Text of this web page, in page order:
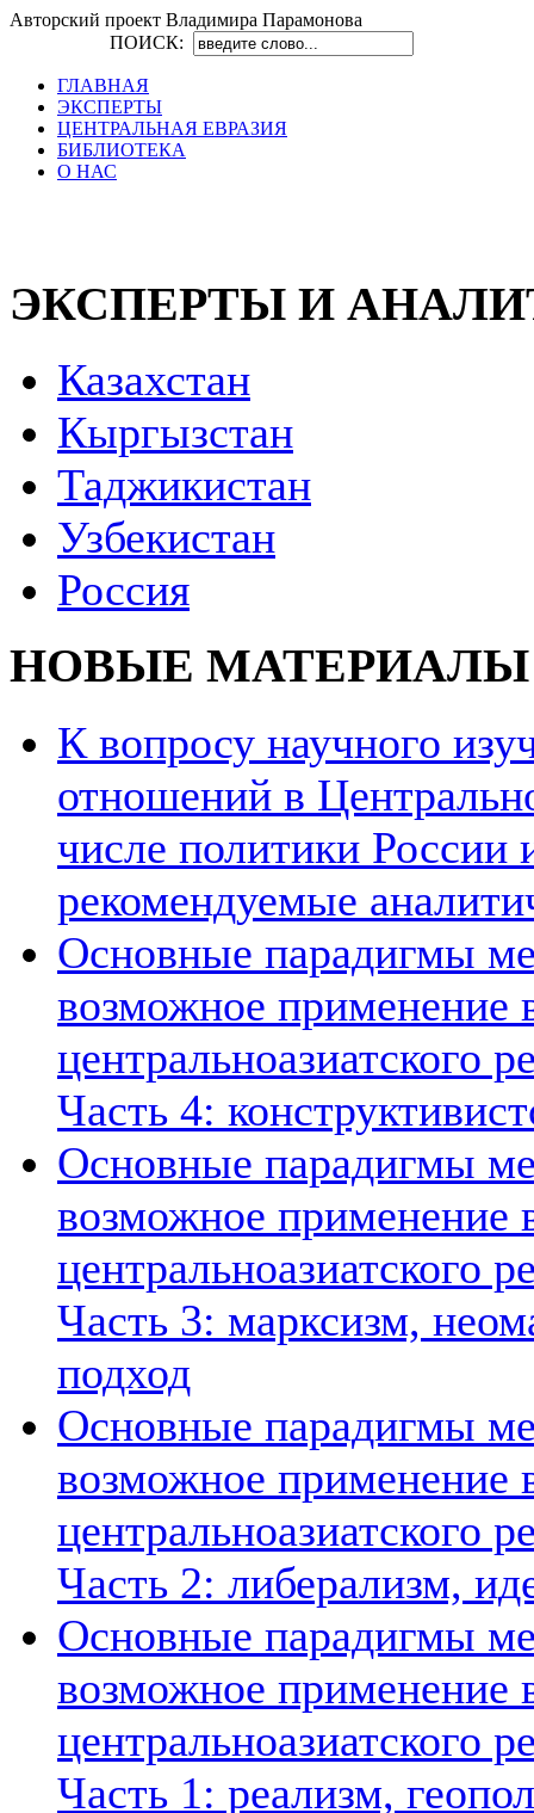
Авторский проект Владимира Парамонова
ПОИСК:
ГЛАВНАЯ
ЭКСПЕРТЫ
ЦЕНТРАЛЬНАЯ ЕВРАЗИЯ
БИБЛИОТЕКА
О НАС
ЭКСПЕРТЫ И
Казахстан
Кыргызстан
Таджикистан
Узбекистан
Россия
НОВЫЕ МАТЕРИАЛЫ
К вопросу научного
отношений в
числе политики России
рекомендуемые
Основные парадигмы
возможное применение
центральноазиатского
Часть 4:
Основные парадигмы
возможное применение
центральноазиатского
Часть 3: марксизм,
подход
Основные парадигмы
возможное применение
центральноазиатского
Часть 2: либерализм,
Основные парадигмы
возможное применение
центральноазиатского
Часть 1: реализм,